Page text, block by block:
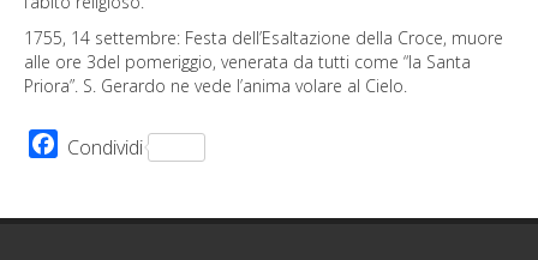
1755, 14 settembre: Festa dell’Esaltazione della Croce, muore
alle ore 3del pomeriggio, venerata da tutti come “la Santa
Priora”. S. Gerardo ne vede l’anima volare al Cielo.
Facebook
Condividi